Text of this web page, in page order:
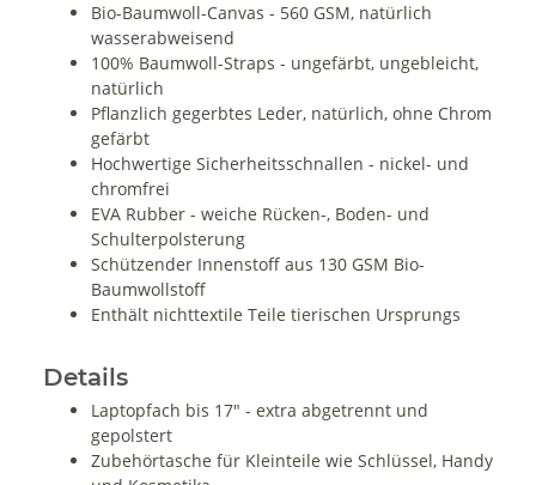
Bio-Baumwoll-Canvas - 560 GSM, natürlich
wasserabweisend
100% Baumwoll-Straps - ungefärbt, ungebleicht,
natürlich
Pflanzlich gegerbtes Leder, natürlich, ohne Chrom
gefärbt
Hochwertige Sicherheitsschnallen - nickel- und
chromfrei
EVA Rubber - weiche Rücken-, Boden- und
Schulterpolsterung
Schützender Innenstoff aus 130 GSM Bio-
Baumwollstoff
Enthält nichttextile Teile tierischen Ursprungs
Details
Laptopfach bis 17" - extra abgetrennt und
gepolstert
Zubehörtasche für Kleinteile wie Schlüssel, Handy